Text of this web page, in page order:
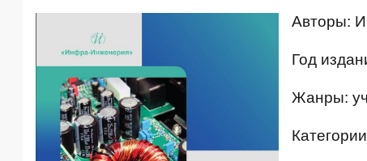
Авторы:
Год
Жанры: